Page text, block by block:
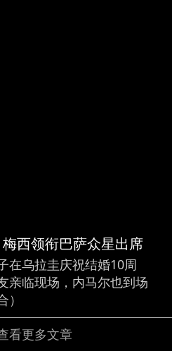
西领衔巴萨众星出席
在乌拉圭庆祝结婚10周
亲临现场，内马尔也到场
看更多文章